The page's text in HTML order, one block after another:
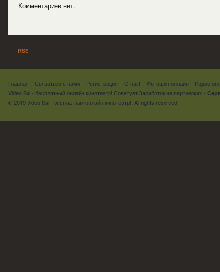
Комментариев нет.
RSS
Главная Связаться с нами Регистрация О нас! Фотошоп онлайн
Радио
Video Sai - бесплатный онлайн кинотеатр! Советует Заработок на партнерках -
© 2019 Video Sai - бесплатный онлайн кинотеатр!. All rights reserved